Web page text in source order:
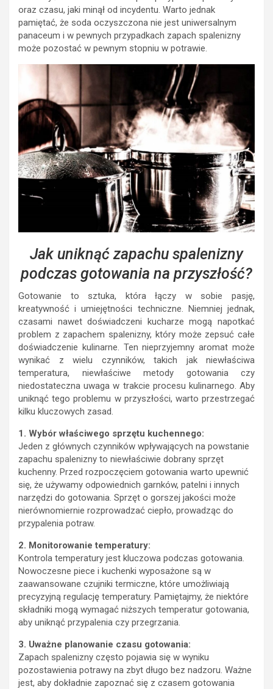
oraz czasu, jaki minął od incydentu. Warto jednak
pamiętać, że soda oczyszczona nie jest uniwersalnym
panaceum i w pewnych przypadkach zapach spalenizny
może pozostać w pewnym stopniu w potrawie.
Jak uniknąć zapachu spalenizny
podczas gotowania na przyszłość?
Gotowanie to sztuka, która łączy w sobie pasję,
kreatywność i umiejętności techniczne. Niemniej jednak,
czasami nawet doświadczeni kucharze mogą napotkać
problem z zapachem spalenizny, który może zepsuć całe
doświadczenie kulinarne. Ten nieprzyjemny aromat może
wynikać z wielu czynników, takich jak niewłaściwa
temperatura, niewłaściwe metody gotowania czy
niedostateczna uwaga w trakcie procesu kulinarnego. Aby
uniknąć tego problemu w przyszłości, warto przestrzegać
kilku kluczowych zasad.
1. Wybór właściwego sprzętu kuchennego:
Jeden z głównych czynników wpływających na powstanie
zapachu spalenizny to niewłaściwie dobrany sprzęt
kuchenny. Przed rozpoczęciem gotowania warto upewnić
się, że używamy odpowiednich garnków, patelni i innych
narzędzi do gotowania. Sprzęt o gorszej jakości może
nierównomiernie rozprowadzać ciepło, prowadząc do
przypalenia potraw.
2. Monitorowanie temperatury:
Kontrola temperatury jest kluczowa podczas gotowania.
Nowoczesne piece i kuchenki wyposażone są w
zaawansowane czujniki termiczne, które umożliwiają
precyzyjną regulację temperatury. Pamiętajmy, że niektóre
składniki mogą wymagać niższych temperatur gotowania,
aby uniknąć przypalenia czy przegrzania.
3. Uważne planowanie czasu gotowania:
Zapach spalenizny często pojawia się w wyniku
pozostawienia potrawy na zbyt długo bez nadzoru. Ważne
jest, aby dokładnie zapoznać się z czasem gotowania